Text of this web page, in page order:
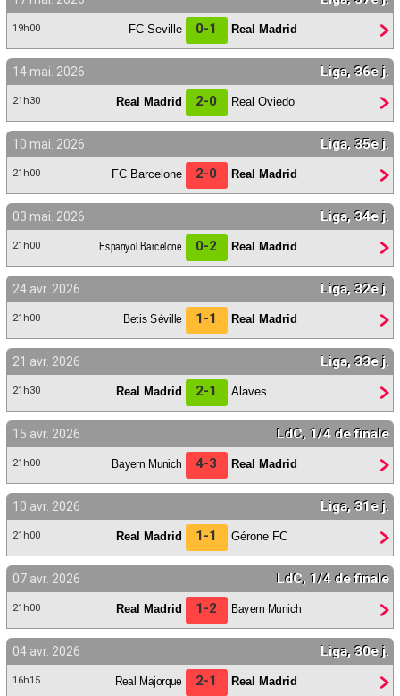
19h00 FC Seville 0-1 Real Madrid
14 mai. 2026 Liga, 36e j.
21h30 Real Madrid 2-0 Real Oviedo
10 mai. 2026 Liga, 35e j.
21h00 FC Barcelone 2-0 Real Madrid
03 mai. 2026 Liga, 34e j.
21h00 Espanyol Barcelone 0-2 Real Madrid
24 avr. 2026 Liga, 32e j.
21h00 Betis Séville 1-1 Real Madrid
21 avr. 2026 Liga, 33e j.
21h30 Real Madrid 2-1 Alaves
15 avr. 2026 LdC, 1/4 de finale
21h00 Bayern Munich 4-3 Real Madrid
10 avr. 2026 Liga, 31e j.
21h00 Real Madrid 1-1 Gérone FC
07 avr. 2026 LdC, 1/4 de finale
21h00 Real Madrid 1-2 Bayern Munich
04 avr. 2026 Liga, 30e j.
16h15 Real Majorque 2-1 Real Madrid
Contact / Signaler un bug
Recrutement Maxifoot
Mentions légales
site web Maxifoot.fr